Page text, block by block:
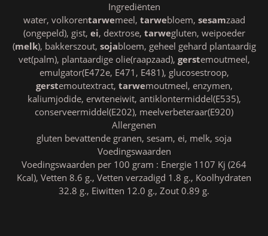
Ingrediënten
water, volkorentarwemeel, tarwebloem, sesamzaad
(ongepeld), gist, ei, dextrose, tarwegluten, weipoeder
(melk), bakkerszout, sojabloem, geheel gehard plantaardig
vet(palm), plantaardige olie(raapzaad), gerstemoutmeel,
emulgator(E472e, E471, E481), glucosestroop,
gerstemoutextract, tarwemoutmeel, enzymen,
kaliumjodide, erwteneiwit, antiklontermiddel(E535),
conserveermiddel(E202), meelverbeteraar(E920)
Allergenen
gluten bevattende granen, sesam, ei, melk, soja
Voedingswaarden
Voedingswaarden per 100 gram : Energie 1107 Kj (264
Kcal), Vetten 8.6 g., Vetten verzadigd 1.8 g., Koolhydraten
32.8 g., Eiwitten 12.0 g., Zout 0.89 g.